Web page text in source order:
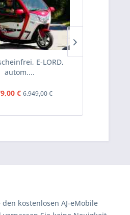
E-LORD,
autom....
€ 6.949,00 €
kostenlosen AJ-eMobile